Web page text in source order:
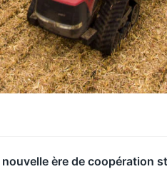
ère de coopération